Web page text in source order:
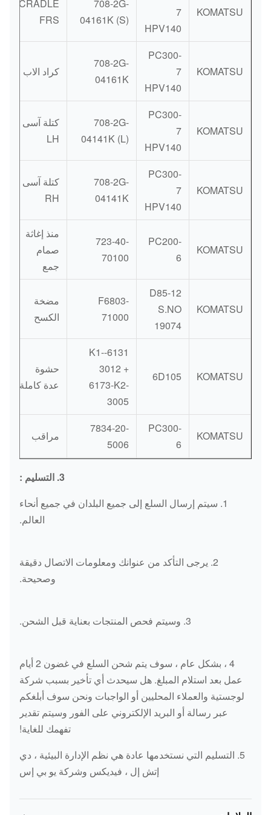
KOMATSU
7
HPV140
708-2G-
04161K (S)
CRADLE
FRS
KOMATSU
PC300-
7
HPV140
708-2G-
04161K
كراد الاب
KOMATSU
PC300-
7
HPV140
708-2G-
04141K (L)
كتلة آسى
LH
KOMATSU
PC300-
7
HPV140
708-2G-
04141K
كتلة آسى
RH
KOMATSU
PC200-
6
723-40-
70100
منذ إغاثة
صمام
جمع
KOMATSU
D85-12
S.NO
19074
F6803-
71000
مضخة
الكسح
KOMATSU
6D105
6131-K1-
3012 +
6173-K2-
3005
حشوة
عدة كاملة
KOMATSU
PC300-
6
7834-20-
5006
مراقب
مراقب
PC200-
7834-21-
مراقب
KOMATSU
-
6754-61-
مضخة
6D170
1102
المياه
1530
المياه
KOMATSU
D85
6211-61-
1400
مضخة
المياه
7
1110
مضخة
آسى
3. التسليم
:
1. سيتم إرسال السلع إلى جميع البلدان في جميع أنحاء
العالم.
2. يرجى التأكد من عنوانك ومعلومات الاتصال دقيقة
وصحيحة.
3. وسيتم فحص المنتجات بعناية قبل الشحن.
4 ، بشكل عام ، سوف يتم شحن السلع في غضون 2 أيام
عمل بعد استلام المبلغ. هل سيحدث أي تأخير بسبب شركة
لوجستية والعملاء المحليين أو الواجبات ونحن سوف أبلغكم
عبر رسالة أو البريد الإلكتروني على الفور وسيتم تقدير
تفهمك للغاية!
5. التسليم التي نستخدمها عادة هي نظم الإدارة البيئية ، دي
إتش إل ، فيديكس وشركة يو بي إس